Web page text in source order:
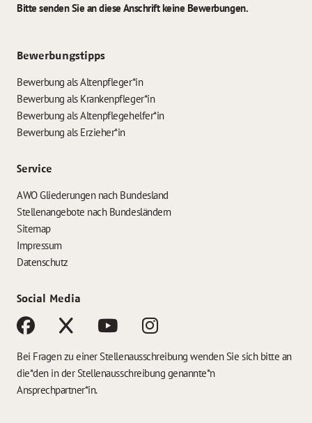
Bitte senden Sie an diese Anschrift keine Bewerbungen.
Bewerbungstipps
Bewerbung als Altenpfleger*in
Bewerbung als Krankenpfleger*in
Bewerbung als Altenpflegehelfer*in
Bewerbung als Erzieher*in
Service
AWO Gliederungen nach Bundesland
Stellenangebote nach Bundesländern
Sitemap
Impressum
Datenschutz
Social Media
Bei Fragen zu einer Stellenausschreibung wenden Sie sich bitte an
die*den in der Stellenausschreibung genannte*n
Ansprechpartner*in.